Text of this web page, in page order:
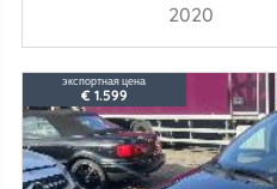
2020
экспортная цена
€ 1.599